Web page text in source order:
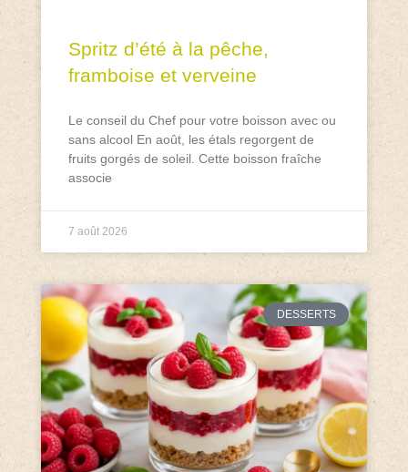
Spritz d’été à la pêche,
framboise et verveine
Le conseil du Chef pour votre boisson avec ou
sans alcool En août, les étals regorgent de
fruits gorgés de soleil. Cette boisson fraîche
associe
7 août 2026
DESSERTS